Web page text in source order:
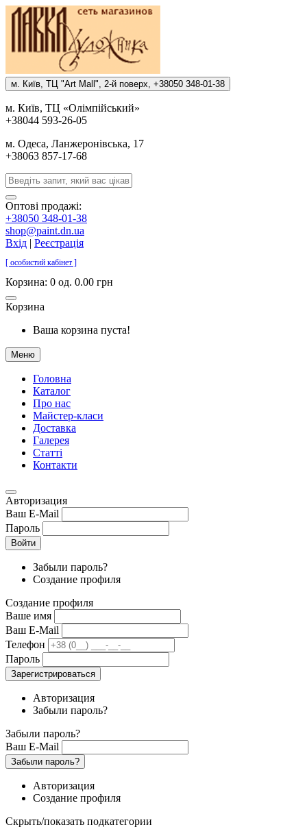
м. Киïв, ТЦ "Art Mall", 2-й поверх, +38050 348-01-38
м. Киïв, ТЦ «Олiмпiйський»
+38044 593-26-05
м. Одеса, Ланжеронiвська, 17
+38063 857-17-68
Оптові продажі:
+38050 348-01-38
shop@paint.dn.ua
Вхід | Реєстрація
[ особистий кабінет ]
Корзина: 0 од. 0.00 грн
Корзина
Ваша корзина пуста!
Меню
Головна
Каталог
Про нас
Майстер-класи
Доставка
Галерея
Статтi
Контакти
Авторизация
Ваш E-Mail
Пароль
Войти
Забыли пароль?
Создание профиля
Создание профиля
Ваше имя
Ваш E-Mail
Телефон
Пароль
Зарегистрироваться
Авторизация
Забыли пароль?
Забыли пароль?
Ваш E-Mail
Забыли пароль?
Авторизация
Создание профиля
Скрыть/показать подкатегории